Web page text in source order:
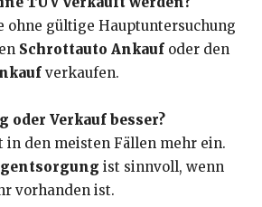
ohne gültige Hauptuntersuchung
Schrottauto Ankauf oder den
verkaufen.
oder Verkauf besser?
in den meisten Fällen mehr ein.
ist sinnvoll, wenn
vorhanden ist.